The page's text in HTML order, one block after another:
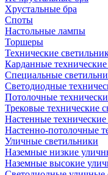
Хрустальные бра
Споты
Настольные лампы
Торшеры
Технические
Карданные
Специальные
Светодиодные
Потолочные
Трековые технические
Настенные
Настенно-потолочные
Уличные светильники
Наземные низкие
Наземные высокие